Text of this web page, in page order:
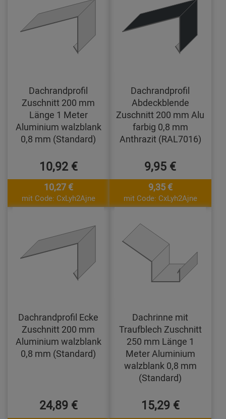
Dachrandprofil
Zuschnitt 200 mm
Länge 1 Meter
Aluminium walzblank
0,8 mm (Standard)
10,92 €
10,27 €
mit Code: CxLyh2Ajne
Dachrandprofil
Abdeckblende
Zuschnitt 200 mm Alu
farbig 0,8 mm
Anthrazit (RAL7016)
9,95 €
9,35 €
mit Code: CxLyh2Ajne
Dachrandprofil Ecke
Zuschnitt 200 mm
Aluminium walzblank
0,8 mm (Standard)
24,89 €
Dachrinne mit
Traufblech Zuschnitt
250 mm Länge 1
Meter Aluminium
walzblank 0,8 mm
(Standard)
15,29 €